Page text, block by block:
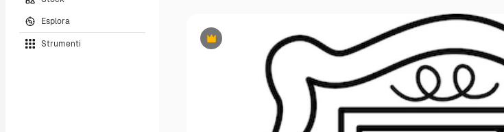
Esplora
Strumenti Premium